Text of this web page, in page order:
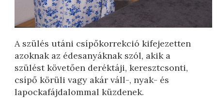
A szülés utáni csípőkorrekció kifejezetten
azoknak az édesanyáknak szól, akik a
szülést követően deréktáji, keresztcsonti,
csípő körüli vagy akár váll-, nyak- és
lapockafájdalommal küzdenek.